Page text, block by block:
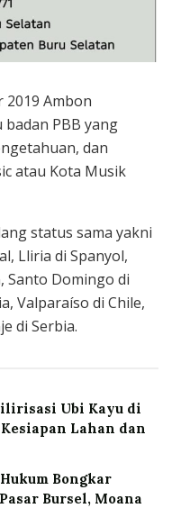
2019 Ambon
badan PBB yang
dan
atau Kota Musik
status sama yakni
Lliria di Spanyol,
Santo Domingo di
Valparaíso di Chile,
di Serbia.
Ubi Kayu di
Lahan dan
Bongkar
Bursel, Moana